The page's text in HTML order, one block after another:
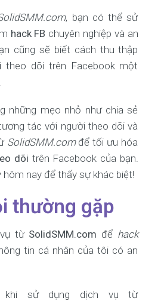
, bạn có thể sử
hack FB chuyên nghiệp và an
cũng sẽ biết cách thu thập
theo dõi trên Facebook một
những mẹo nhỏ như chia sẻ
tác với người theo dõi và
SolidSMM.comđể tối ưu hóa
dõi trên Facebook của bạn.
hôm nay để thấy sự khác biệt!
thường gặp
từ SolidSMM.com để hack
tin cá nhân của tôi có an
khi sử dụng dịch vụ từ